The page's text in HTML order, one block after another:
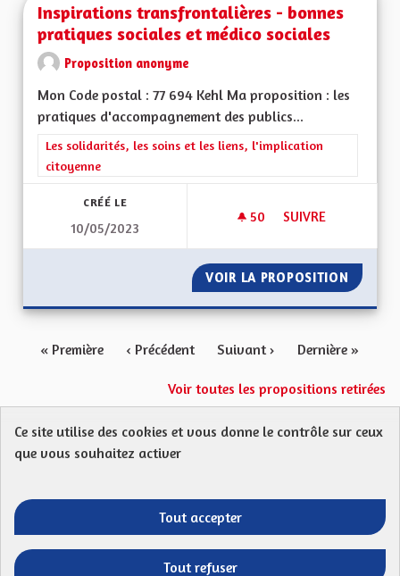
Inspirations transfrontalières - bonnes
pratiques sociales et médico sociales
Proposition anonyme
Mon Code postal : 77 694 Kehl Ma proposition : les
pratiques d'accompagnement des publics...
Filtrer les résultats de la catégorie : Les solidarités, les soins
Les solidarités, les soins et les liens, l'implication
citoyenne
CRÉÉ LE
10/05/2023
50 50 ABONNÉS
SUIVRE
VOIR LA PROPOSITION
« Première ‹ Précédent Suivant › Dernière »
Voir toutes les propositions retirées
Protection des Données
Télécharger les fichiers Open Data
Entre vos mains - Collectivité
Entre vos mains - Collectivité
Entre vos mains - Collectivité
Entre vos mains -
Ce site utilise des cookies et vous donne le contrôle sur ceux
que vous souhaitez activer
Tout accepter
Tout refuser